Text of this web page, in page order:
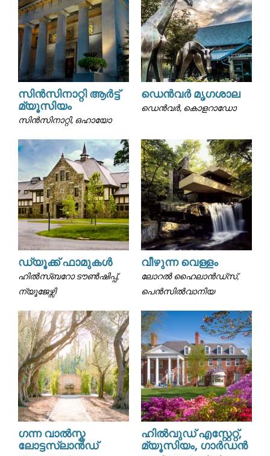
സിൻസിനാറ്റി ആർട്ട്
മ്യൂസിയം
സിൻസിനാറ്റി, ഒഹായോ
ഡെൻവർ മൃഗശാല
ഡെൻവർ, കൊളറാഡോ
ഡ്യൂക്ക് ഫാമുകൾ
ഹിൽസ്ബറോ ടൗൺഷിപ്പ്,
ന്യൂജേഴ്സി
വീഴുന്ന വെള്ളം
ലോറൽ ഹൈലാൻഡ്സ്,
പെൻസിൽവാനിയ
ഗന്ന വാൽസ്ക
ലോട്ടസ്ലാൻഡ്
ഹിൽവുഡ് എസ്റ്റേറ്റ്,
മ്യൂസിയം, ഗാർഡൻ